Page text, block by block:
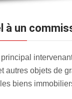
à un
autres objets de
biens